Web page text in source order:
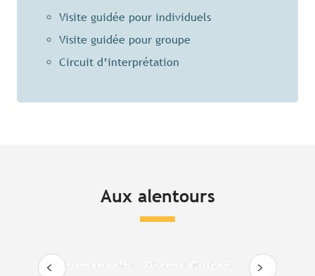
Visite guidée pour individuels
Visite guidée pour groupe
Circuit d’interprétation
Aux alentours
Ploumanac’h – Perros-Guirec